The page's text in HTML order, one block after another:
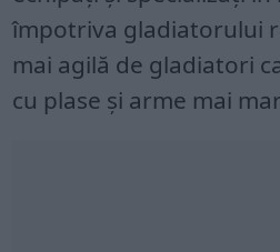
împotriva gladiatorului
mai agilă de gladiatori
cu plase și arme mai